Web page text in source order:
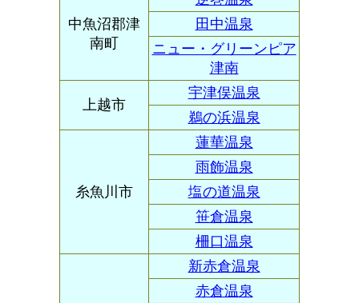
中魚沼郡津
南町
田中温泉
ニュー・グリーンピア
津南
上越市
宇津俣温泉
鵜の浜温泉
糸魚川市
蓮華温泉
雨飾温泉
塩の道温泉
笹倉温泉
柵口温泉
新赤倉温泉
赤倉温泉